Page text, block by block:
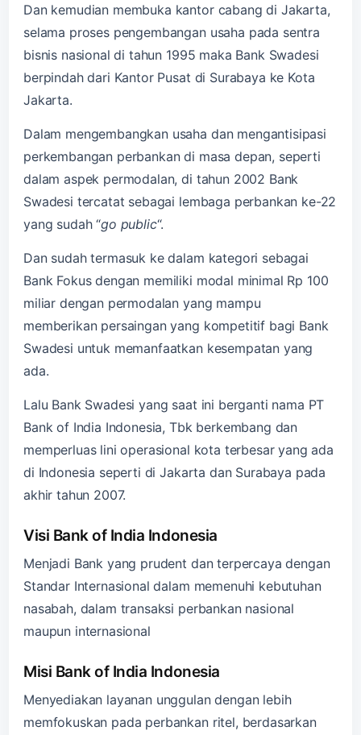
Dan kemudian membuka kantor cabang di Jakarta,
selama proses pengembangan usaha pada sentra
bisnis nasional di tahun 1995 maka Bank Swadesi
berpindah dari Kantor Pusat di Surabaya ke Kota
Jakarta.
Dalam mengembangkan usaha dan mengantisipasi
perkembangan perbankan di masa depan, seperti
dalam aspek permodalan, di tahun 2002 Bank
Swadesi tercatat sebagai lembaga perbankan ke-22
yang sudah “go public“.
Dan sudah termasuk ke dalam kategori sebagai
Bank Fokus dengan memiliki modal minimal Rp 100
miliar dengan permodalan yang mampu
memberikan persaingan yang kompetitif bagi Bank
Swadesi untuk memanfaatkan kesempatan yang
ada.
Lalu Bank Swadesi yang saat ini berganti nama PT
Bank of India Indonesia, Tbk berkembang dan
memperluas lini operasional kota terbesar yang ada
di Indonesia seperti di Jakarta dan Surabaya pada
akhir tahun 2007.
Visi Bank of India Indonesia
Menjadi Bank yang prudent dan terpercaya dengan
Standar Internasional dalam memenuhi kebutuhan
nasabah, dalam transaksi perbankan nasional
maupun internasional
Misi Bank of India Indonesia
Menyediakan layanan unggulan dengan lebih
memfokuskan pada perbankan ritel, berdasarkan